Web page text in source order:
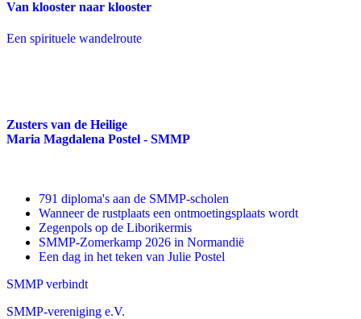
Van klooster naar klooster
Een spirituele wandelroute
Zusters van de Heilige
Maria Magdalena Postel - SMMP
791 diploma's aan de SMMP-scholen
Wanneer de rustplaats een ontmoetingsplaats wordt
Zegenpols op de Liborikermis
SMMP-Zomerkamp 2026 in Normandië
Een dag in het teken van Julie Postel
SMMP verbindt
SMMP-vereniging e.V.